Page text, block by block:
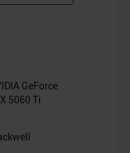
GeForce
5060 Ti